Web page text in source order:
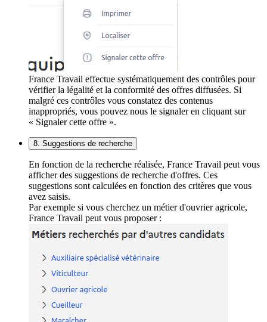
France Travail effectue systématiquement des contrôles pour
vérifier la légalité et la conformité des offres diffusées. Si
malgré ces contrôles vous constatez des contenus
inappropriés, vous pouvez nous le signaler en cliquant sur
« Signaler cette offre ».
8. Suggestions de recherche
En fonction de la recherche réalisée, France Travail peut vous
afficher des suggestions de recherche d'offres. Ces
suggestions sont calculées en fonction des critères que vous
avez saisis.
Par exemple si vous cherchez un métier d'ouvrier agricole,
France Travail peut vous proposer :